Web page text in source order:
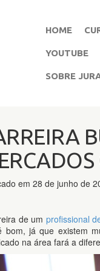
HOME
YOUTUBE
SOBRE
em 28 de junho de
de um profissional
bom, já que existem
na área fará a